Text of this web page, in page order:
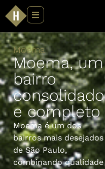
Moema
Moema, um
bairro
consolidado
e completo
Moema é um dos
bairros mais desejados
de São Paulo,
combinando qualidade